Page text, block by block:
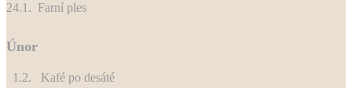
24.1. Farní ples
Únor
1.2. Kafé po desáté